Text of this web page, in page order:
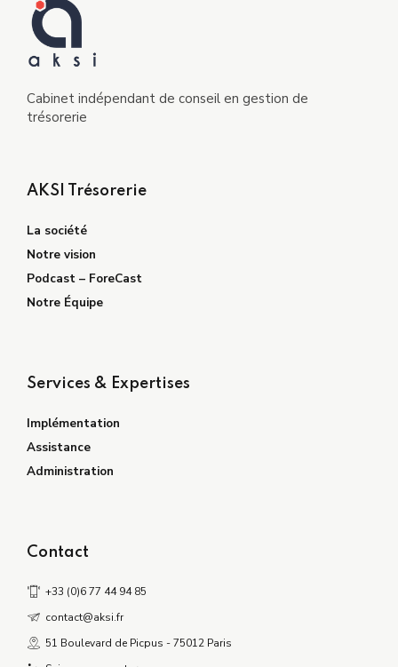
Cabinet indépendant de conseil en gestion de
trésorerie
AKSI Trésorerie
La société
Notre vision
Podcast – ForeCast
Notre Équipe
Services & Expertises
Implémentation
Assistance
Administration
Contact
+33 (0)6 77 44 94 85
contact@aksi.fr
51 Boulevard de Picpus - 75012 Paris